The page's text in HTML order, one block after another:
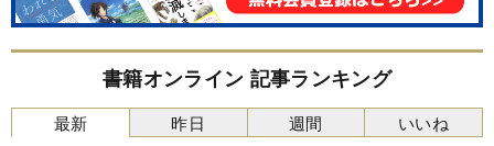
書籍オンライン 記事ランキング
最新 昨日 週間 いいね